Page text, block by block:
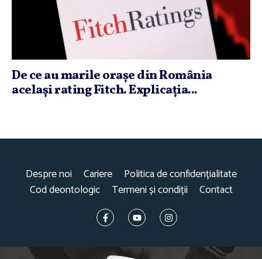
De ce au marile oraşe din România
acelaşi rating Fitch. Explicaţia...
Despre noi Cariere
Politica de confidențialitate
Cod deontologic
Termeni și condiții Contact